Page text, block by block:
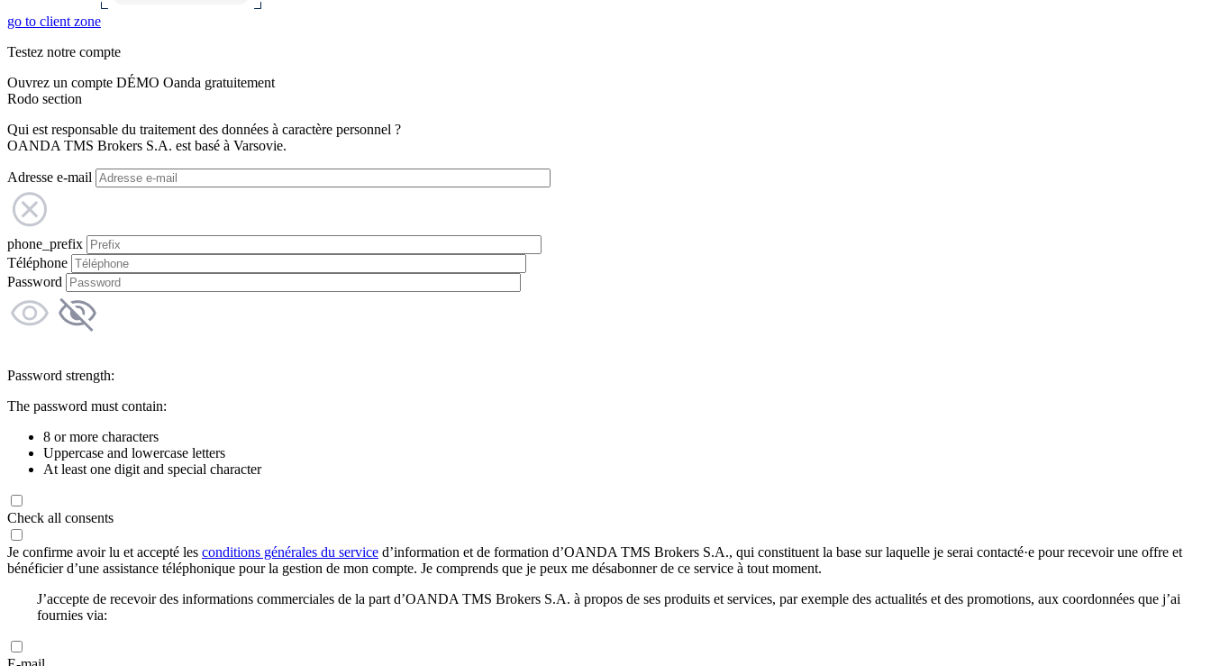
go to client zone
Testez notre compte
Ouvrez un compte DÉMO Oanda gratuitement
Rodo section
Qui est responsable du traitement des données à caractère personnel ?
OANDA TMS Brokers S.A. est basé à Varsovie.
Adresse e-mail
phone_prefix
Téléphone
Password
Password strength:
The password must contain:
8 or more characters
Uppercase and lowercase letters
At least one digit and special character
Check all consents
Je confirme avoir lu et accepté les conditions générales du service d’information et de formation d’OANDA TMS Brokers S.A., qui constituent la base sur laquelle je serai contacté·e pour recevoir une offre et
bénéficier d’une assistance téléphonique pour la gestion de mon compte. Je comprends que je peux me désabonner de ce service à tout moment.
J’accepte de recevoir des informations commerciales de la part d’OANDA TMS Brokers S.A. à propos de ses produits et services, par exemple des actualités et des promotions, aux coordonnées que j’ai
fournies via: